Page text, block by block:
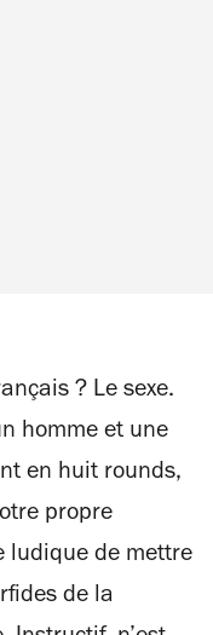
? Le sexe.
homme et une
en huit rounds,
propre
ludique de mettre
de la